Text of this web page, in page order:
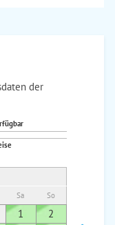
der
Sa So
1
2